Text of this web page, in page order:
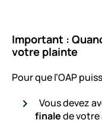
Important :
votre plainte
Pour que l’OAP
Vous devez
finalede votre